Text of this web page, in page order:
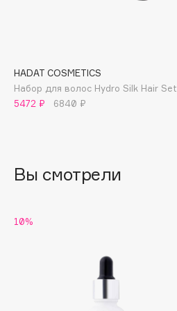
Balmain Hair Couture
Banderas
Beauty Pati
beautyblender
Beverly Hills Polo Club
HADAT COSMETICS
Набор для волос Hydro Silk Hair Set
5472 ₽
6840 ₽
Вы смотрели
10%